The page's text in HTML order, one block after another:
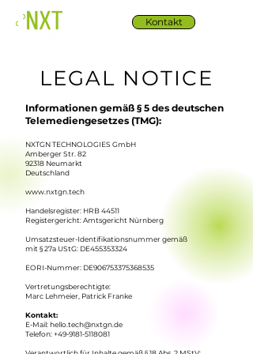
Kontakt
LEGAL NOTICE
Informationen gemäß § 5 des deutschen
Telemediengesetzes (TMG):
NXTGN TECHNOLOGIES GmbH
Amberger Str. 82
92318 Neumarkt
Deutschland
www.nxtgn.tech
Handelsregister: HRB 44511
Registergericht: Amtsgericht Nürnberg
Umsatzsteuer-Identifikationsnummer gemäß
mit § 27a UStG: DE455353324
EORI-Nummer: DE906753375368535
Vertretungsberechtigte:
Marc Lehmeier, Patrick Franke
Kontakt:
E-Mail:hello.tech@nxtgn.de
Telefon:+49-9181-5118081